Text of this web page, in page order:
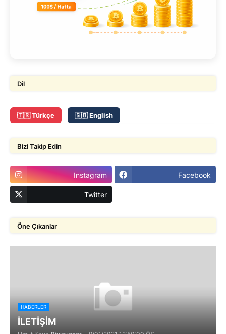
Dil
🇹🇷 Türkçe 🇬🇧 English
Bizi Takip Edin
Instagram Facebook
Twitter
Öne Çıkanlar
HABERLER
İLETİŞİM